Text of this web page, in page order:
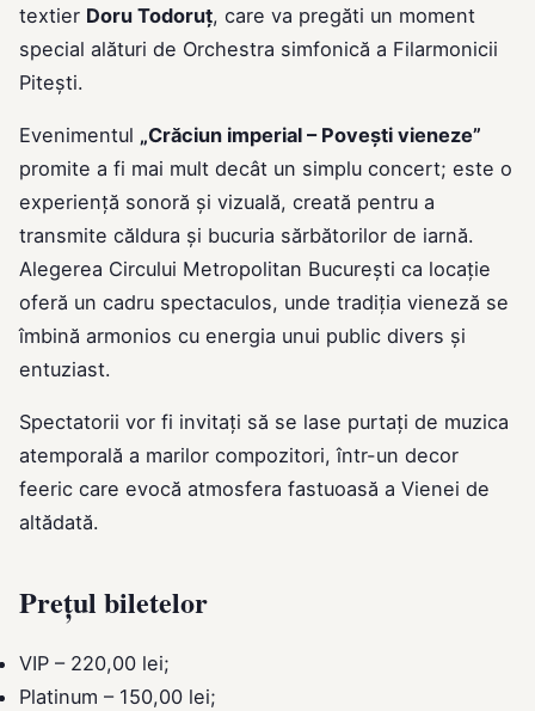
textier Doru Todoruț, care va pregăti un moment
special alături de Orchestra simfonică a Filarmonicii
Pitești.
Evenimentul „Crăciun imperial – Povești vieneze”
promite a fi mai mult decât un simplu concert; este o
experiență sonoră și vizuală, creată pentru a
transmite căldura și bucuria sărbătorilor de iarnă.
Alegerea Circului Metropolitan București ca locație
oferă un cadru spectaculos, unde tradiția vieneză se
îmbină armonios cu energia unui public divers și
entuziast.
Spectatorii vor fi invitați să se lase purtați de muzica
atemporală a marilor compozitori, într-un decor
feeric care evocă atmosfera fastuoasă a Vienei de
altădată.
Prețul biletelor
VIP – 220,00 lei;
Platinum – 150,00 lei;